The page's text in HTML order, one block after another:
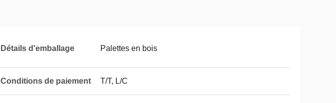
Détails d'emballage Palettes en bois
Conditions de paiement T/T, L/C